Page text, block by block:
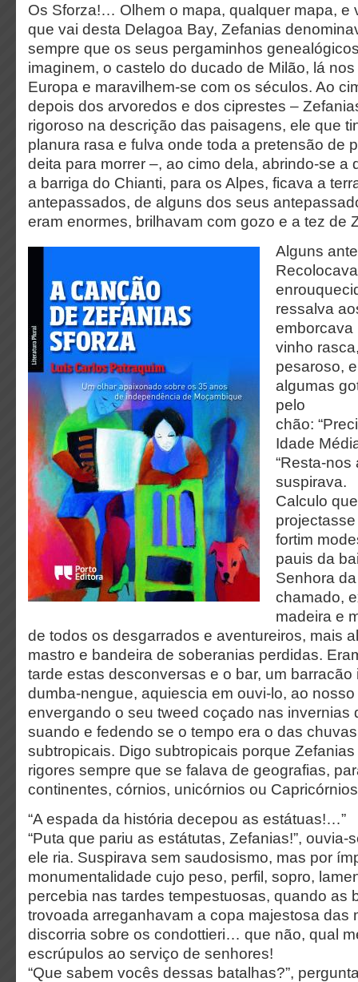
Os Sforza!… Olhem o mapa, qualquer mapa, e
que vai desta Delagoa Bay, Zefanias
sempre que os seus pergaminhos
imaginem, o castelo do ducado de Milão, lá
Europa e maravilhem-se com os séculos. Ao
depois dos arvoredos e dos ciprestes –
rigoroso na descrição das paisagens, ele que
planura rasa e fulva onde toda a pretensão de
deita para morrer –, ao cimo dela, abrindo-se a
a barriga do Chianti, para os Alpes, ficava a
antepassados, de alguns dos seus
eram enormes, brilhavam com gozo e a tez de
Alguns
ressalva
emborcava
vinho
pesaroso,
algumas
pelo
chão:
Idade
“Resta-nos
suspirava.
Calculo
fortim
pauis da
Senhora
chamado,
madeira e
de todos os desgarrados e aventureiros, mais
mastro e bandeira de soberanias perdidas.
tarde estas desconversas e o bar, um barracão
dumba-nengue, aquiescia em ouvi-lo, ao
envergando o seu tweed coçado nas invernias
suando e fedendo se o tempo era o das
subtropicais. Digo subtropicais porque
rigores sempre que se falava de geografias,
continentes, córnios, unicórnios ou
“A espada da história decepou as estátuas!…”
“Puta que pariu as estátutas, Zefanias!”, ouvia-
ele ria. Suspirava sem saudosismo, mas por
monumentalidade cujo peso, perfil, sopro,
percebia nas tardes tempestuosas, quando as
trovoada arreganhavam a copa majestosa das
discorria sobre os condottieri… que não, qual
escrúpulos ao serviço de senhores!
“Que sabem vocês dessas batalhas?”,